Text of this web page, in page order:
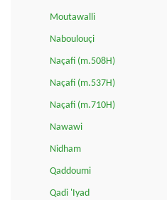
Moutawalli
Naboulouçi
Naçafi (m.508H)
Naçafi (m.537H)
Naçafi (m.710H)
Nawawi
Nidham
Qaddoumi
Qadi 'Iyad